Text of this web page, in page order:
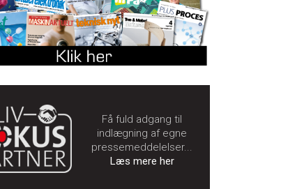
Få fuld adgang til
indlægning af egne
pressemeddelelser...
Læs mere her